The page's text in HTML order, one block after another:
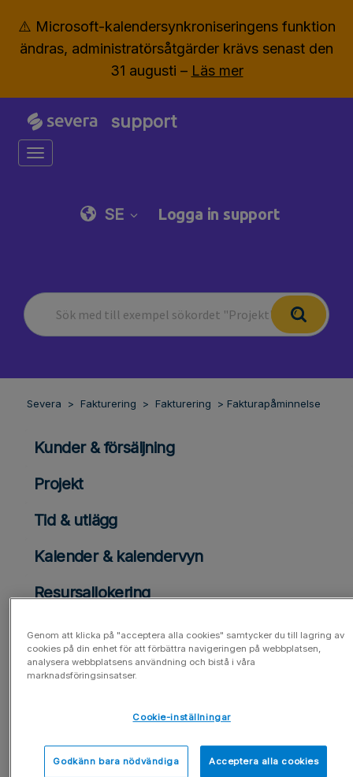
⚠️ Microsoft-kalendersynkroniseringens funktion
ändras, administratörsåtgärder krävs senast den
31 augusti – Läs mer
support
Toggle navigation
SE Logga in support
Severa Fakturering Fakturering Fakturapåminnelse
Kunder & försäljning
Projekt
Tid & utlägg
Kalender & kalendervyn
Resursallokering
Fakturering
Fakturering
Skapa fakturor
Genom att klicka på "acceptera alla cookies" samtycker du till lagring av
cookies på din enhet för att förbättra navigeringen på webbplatsen,
analysera webbplatsens användning och bistå i våra
marknadsföringsinsatser.
Cookie-inställningar
Godkänn bara nödvändiga Acceptera alla cookies